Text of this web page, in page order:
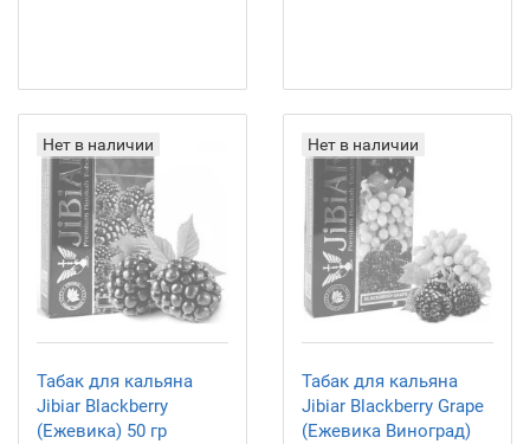
Нет в наличии
Табак для кальяна
Jibiar Blackberry
(Ежевика) 50 гр
Нет в наличии
Табак для кальяна
Jibiar Blackberry Grape
(Ежевика Виноград)